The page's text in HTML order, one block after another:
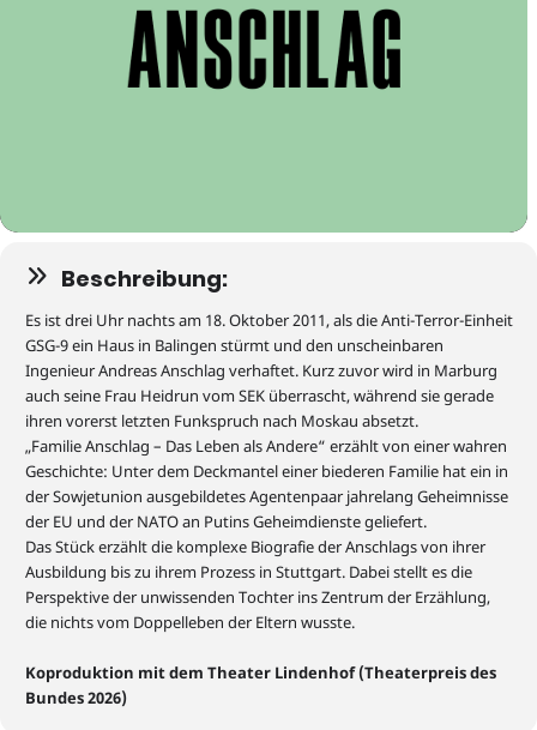
Beschreibung:
Es ist drei Uhr nachts am 18. Oktober 2011, als die Anti-Terror-Einheit
GSG-9 ein Haus in Balingen stürmt und den unscheinbaren
Ingenieur Andreas Anschlag verhaftet. Kurz zuvor wird in Marburg
auch seine Frau Heidrun vom SEK überrascht, während sie gerade
ihren vorerst letzten Funkspruch nach Moskau absetzt.
„Familie Anschlag – Das Leben als Andere“ erzählt von einer wahren
Geschichte: Unter dem Deckmantel einer biederen Familie hat ein in
der Sowjetunion ausgebildetesAgentenpaar jahrelang Geheimnisse
der EU und der NATO an Putins Geheimdienstegeliefert.
Das Stück erzählt die komplexe Biografieder Anschlagsvon ihrer
Ausbildung bis zu ihrem Prozess in Stuttgart. Dabei stellt es die
Perspektive der unwissenden Tochter ins Zentrum der Erzählung,
die nichts vom Doppelleben der Eltern wusste.
Koproduktion mit dem Theater Lindenhof (Theaterpreis des
Bundes 2026)